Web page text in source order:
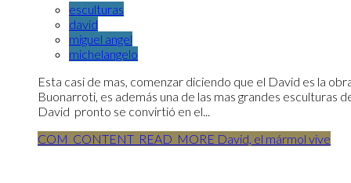
esculturas
david
miguel angel
michelangelo
Esta casi de mas, comenzar diciendo que el David es la
Buonarroti, es además una de las mas grandes esculturas
David pronto se convirtió en el...
COM_CONTENT_READ_MORE David, el mármol vive